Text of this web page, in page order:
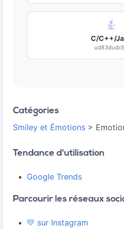
C/C++/
Catégories
Smiley et Émotions >
Tendance d'utilisation
Google Trends
Parcourir les réseaux
💛 sur Instagram